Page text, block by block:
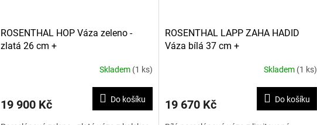
ROSENTHAL HOP Váza zeleno -
zlatá 26 cm +
Skladem (1 ks)
19 900 Kč Do košíku
ROSENTHAL LAPP ZAHA HADID
Váza bílá 37 cm +
Skladem (1 ks)
19 670 Kč Do košíku